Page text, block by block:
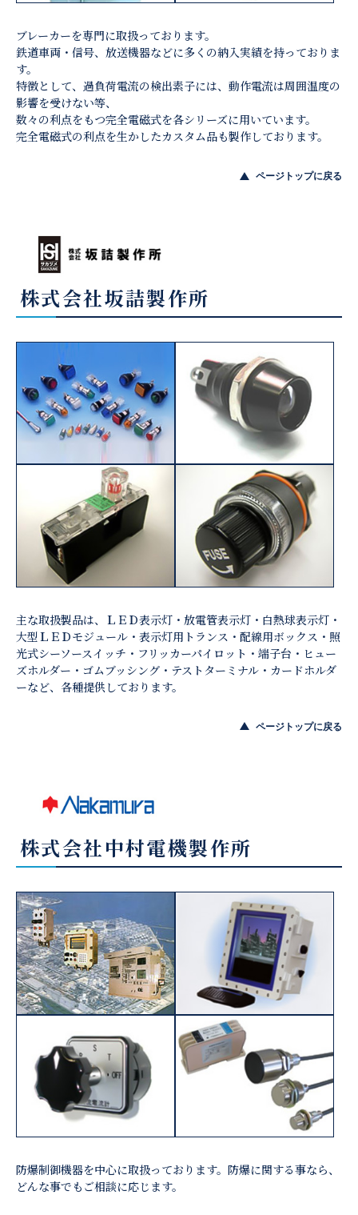
ブレーカーを専門に取扱っております。
鉄道車両・信号、放送機器などに多くの納入実績を持っておりま
す。
特徴として、過負荷電流の検出素子には、動作電流は周囲温度の
影響を受けない等、
数々の利点をもつ完全電磁式を各シリーズに用いています。
完全電磁式の利点を生かしたカスタム品も製作しております。
ページトップに戻る
株式会社坂詰製作所
主な取扱製品は、ＬＥＤ表示灯・放電管表示灯・白熱球表示灯・
大型ＬＥＤモジュール・表示灯用トランス・配線用ボックス・照
光式シーソースイッチ・フリッカーパイロット・端子台・ヒュー
ズホルダー・ゴムブッシング・テストターミナル・カードホルダ
ーなど、各種提供しております。
ページトップに戻る
株式会社中村電機製作所
防爆制御機器を中心に取扱っております。防爆に関する事なら、
どんな事でもご相談に応じます。